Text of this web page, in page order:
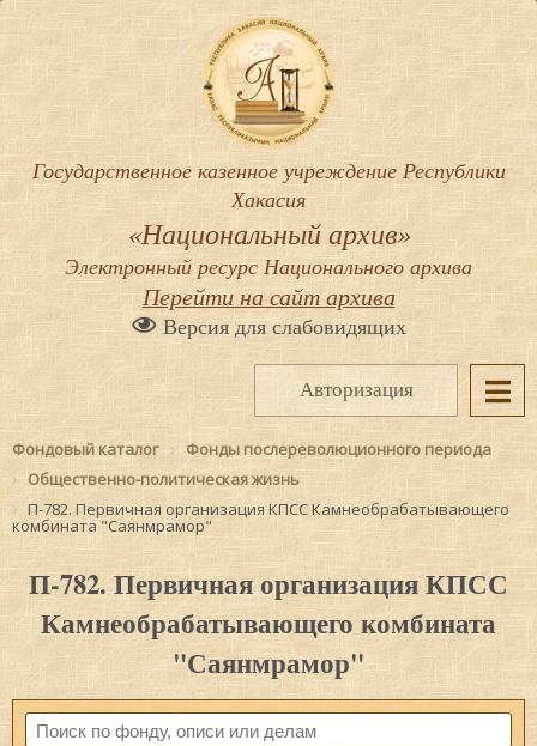
Государственное казенное учреждение Республики
Хакасия
«Национальный архив»
Электронный ресурс Национального архива
Перейти на сайт архива
Версия для слабовидящих
Авторизация
Фондовый каталог
Фонды послереволюционного периода
Общественно-политическая жизнь
П-782. Первичная организация КПСС Камнеобрабатывающего
комбината "Саянмрамор"
П-782. Первичная организация КПСС
Камнеобрабатывающего комбината
"Саянмрамор"